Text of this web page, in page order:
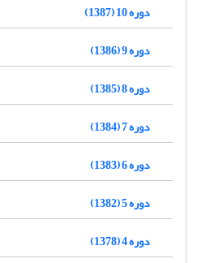
دوره 10 (1387)
دوره 9 (1386)
دوره 8 (1385)
دوره 7 (1384)
دوره 6 (1383)
دوره 5 (1382)
دوره 4 (1378)